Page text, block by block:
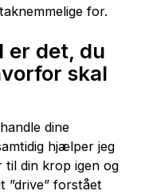
for.
er det, du
skal
dine
hjælper jeg
til din krop igen og
”drive” forstået